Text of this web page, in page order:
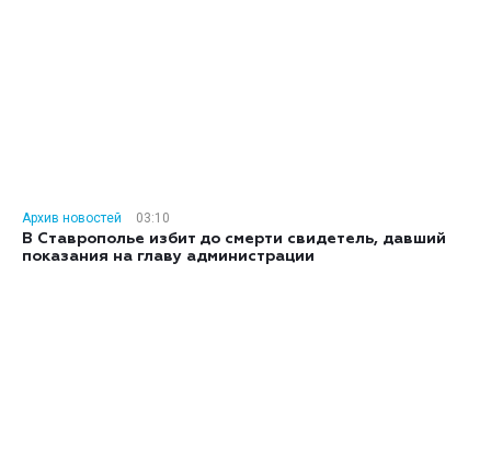
Архив новостей
03:10
В Ставрополье избит до смерти свидетель, давший
показания на главу администрации